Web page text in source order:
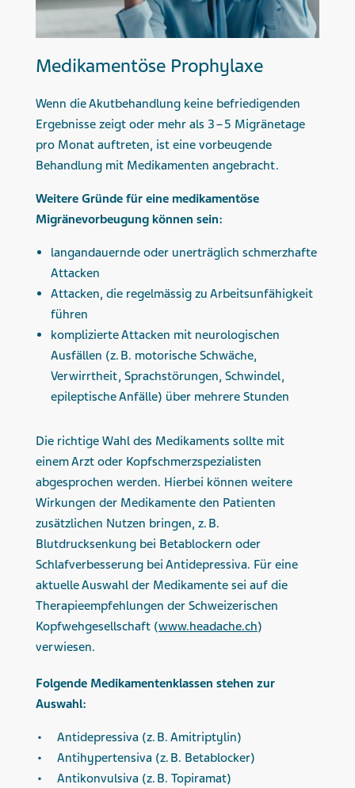
Medikamentöse Prophylaxe
Wenn die Akutbehandlung keine befriedigenden
Ergebnisse zeigt oder mehr als 3 – 5 Migränetage
pro Monat auftreten, ist eine vorbeugende
Behandlung mit Medikamenten angebracht.
Weitere Gründe für eine medikamentöse
Migränevorbeugung können sein:
langandauernde oder unerträglich schmerzhafte
Attacken
Attacken, die regelmässig zu Arbeitsunfähigkeit
führen
komplizierte Attacken mit neurologischen
Ausfällen (z. B. motorische Schwäche,
Verwirrtheit, Sprachstörungen, Schwindel,
epileptische Anfälle) über mehrere Stunden
Die richtige Wahl des Medikaments sollte mit
einem Arzt oder Kopfschmerzspezialisten
abgesprochen werden. Hierbei können weitere
Wirkungen der Medikamente den Patienten
zusätzlichen Nutzen bringen, z. B.
Blutdrucksenkung bei Betablockern oder
Schlafverbesserung bei Antidepressiva. Für eine
aktuelle Auswahl der Medikamente sei auf die
Therapieempfehlungen der Schweizerischen
Kopfwehgesellschaft (www.headache.ch)
verwiesen.
Folgende Medikamentenklassen stehen zur
Auswahl:
Antidepressiva (z. B. Amitriptylin)
Antihypertensiva (z. B. Betablocker)
Antikonvulsiva (z. B. Topiramat)